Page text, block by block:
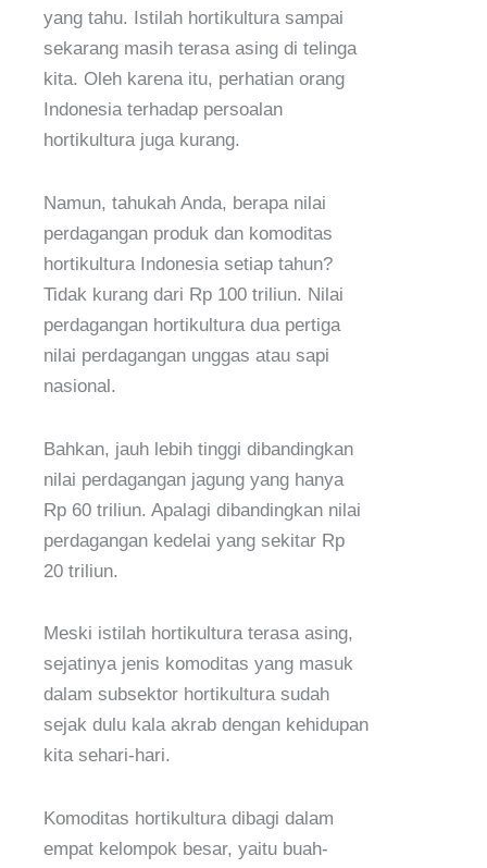
yang tahu. Istilah hortikultura sampai
sekarang masih terasa asing di telinga
kita. Oleh karena itu, perhatian orang
Indonesia terhadap persoalan
hortikultura juga kurang.
Namun, tahukah Anda, berapa nilai
perdagangan produk dan komoditas
hortikultura Indonesia setiap tahun?
Tidak kurang dari Rp 100 triliun. Nilai
perdagangan hortikultura dua pertiga
nilai perdagangan unggas atau sapi
nasional.
Bahkan, jauh lebih tinggi dibandingkan
nilai perdagangan jagung yang hanya
Rp 60 triliun. Apalagi dibandingkan nilai
perdagangan kedelai yang sekitar Rp
20 triliun.
Meski istilah hortikultura terasa asing,
sejatinya jenis komoditas yang masuk
dalam subsektor hortikultura sudah
sejak dulu kala akrab dengan kehidupan
kita sehari-hari.
Komoditas hortikultura dibagi dalam
empat kelompok besar, yaitu buah-